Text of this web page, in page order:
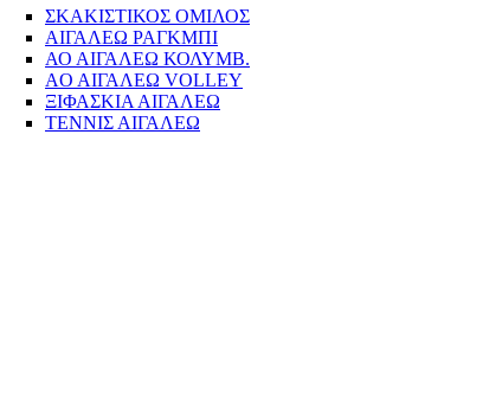
ΣΚΑΚΙΣΤΙΚΟΣ ΟΜΙΛΟΣ
ΑΙΓΑΛΕΩ ΡΑΓΚΜΠΙ
ΑΟ ΑΙΓΑΛΕΩ ΚΟΛΥΜΒ.
AO AIΓΑΛΕΩ VOLLEY
ΞΙΦΑΣΚΙΑ ΑΙΓΑΛΕΩ
ΤΕΝΝΙΣ ΑΙΓΑΛΕΩ